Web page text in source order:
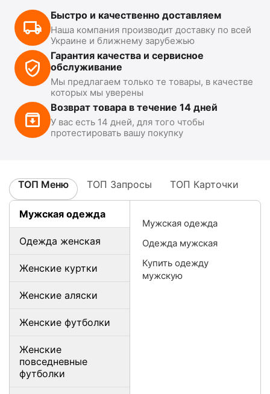
Быстро и качественно доставляем
Наша компания производит доставку по всей
Украине и ближнему зарубежью
Гарантия качества и сервисное
обслуживание
Мы предлагаем только те товары, в качестве
которых мы уверены
Возврат товара в течение 14 дней
У вас есть 14 дней, для того чтобы
протестировать вашу покупку
ТОП Меню ТОП Запросы ТОП Карточки
Мужская одежда
Одежда женская
Женские куртки
Женские аляски
Женские футболки
Женские
повседневные
футболки
Мужская одежда
Одежда мужская
Купить одежду
мужскую